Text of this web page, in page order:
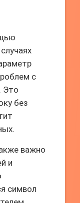
с
Это
без
важно
и
символ